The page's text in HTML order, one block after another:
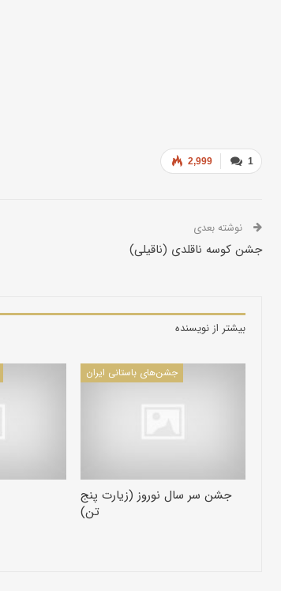
1
2,999
جشن کوسه ناقلدی (ناقیلی)
بیشتر از نویسنده
جشن‌های باستانی ایران
جشن سر سال نوروز (زیارت پنج
تن)